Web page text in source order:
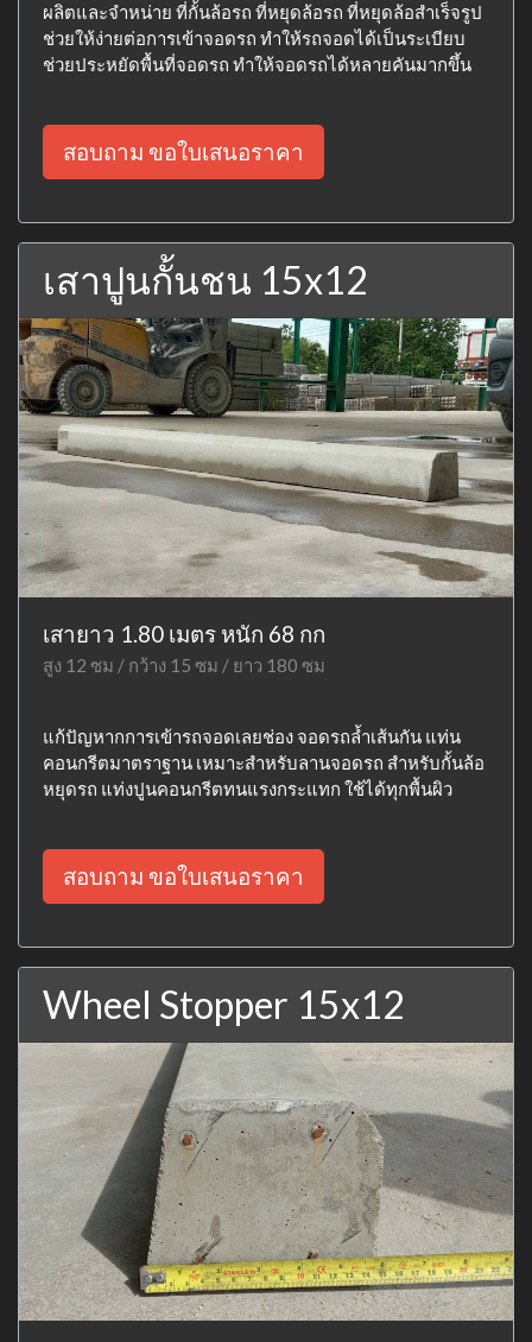
ผลิตและจำหน่าย ที่กั้นล้อรถ ที่หยุดล้อรถ ที่หยุดล้อสำเร็จรูป
ช่วยให้ง่ายต่อการเข้าจอดรถ ทำให้รถจอดได้เป็นระเบียบ
ช่วยประหยัดพื้นที่จอดรถ ทำให้จอดรถได้หลายคันมากขึ้น
สอบถาม ขอใบเสนอราคา
เสาปูนกั้นชน 15x12
เสายาว 1.80 เมตร หนัก 68 กก
สูง 12 ซม / กว้าง 15 ซม / ยาว 180 ซม
แก้ปัญหากการเข้ารถจอดเลยช่อง จอดรถล้ำเส้นกัน แท่น
คอนกรีตมาตราฐาน เหมาะสำหรับลานจอดรถ สำหรับกั้นล้อ
หยุดรถ แท่งปูนคอนกรีตทนแรงกระแทก ใช้ได้ทุกพื้นผิว
สอบถาม ขอใบเสนอราคา
Wheel Stopper 15x12